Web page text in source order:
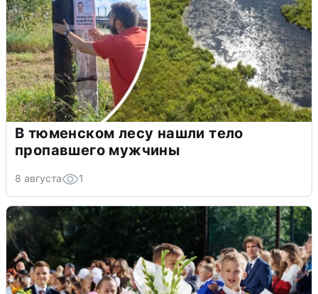
В тюменском лесу нашли тело
пропавшего мужчины
8 августа 1